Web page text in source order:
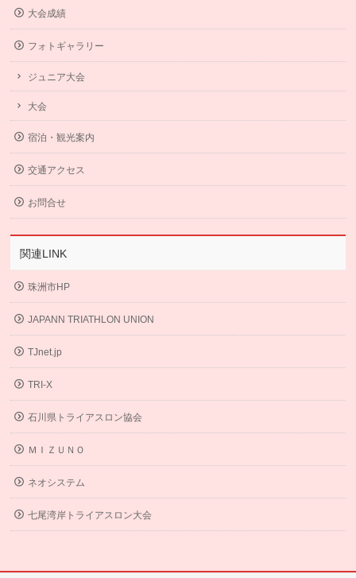
大会成績
フォトギャラリー
ジュニア大会
大会
宿泊・観光案内
交通アクセス
お問合せ
関連LINK
珠洲市HP
JAPANN TRIATHLON UNION
TJnet.jp
TRI-X
石川県トライアスロン協会
ＭＩＺＵＮＯ
ネオシステム
七尾湾岸トライアスロン大会